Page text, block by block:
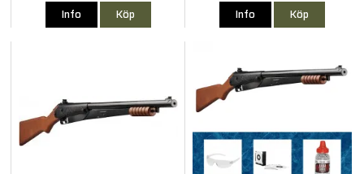
Info Köp Info Köp